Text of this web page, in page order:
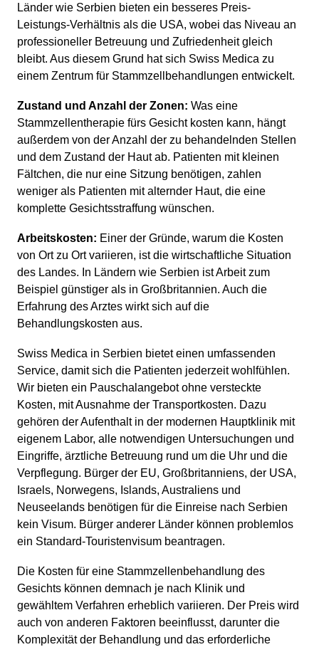
Länder wie Serbien bieten ein besseres Preis-
Leistungs-Verhältnis als die USA, wobei das Niveau an
professioneller Betreuung und Zufriedenheit gleich
bleibt. Aus diesem Grund hat sich Swiss Medica zu
einem Zentrum für Stammzellbehandlungen entwickelt.
Zustand und Anzahl der Zonen: Was eine
Stammzellentherapie fürs Gesicht kosten kann, hängt
außerdem von der Anzahl der zu behandelnden Stellen
und dem Zustand der Haut ab. Patienten mit kleinen
Fältchen, die nur eine Sitzung benötigen, zahlen
weniger als Patienten mit alternder Haut, die eine
komplette Gesichtsstraffung wünschen.
Arbeitskosten: Einer der Gründe, warum die Kosten
von Ort zu Ort variieren, ist die wirtschaftliche Situation
des Landes. In Ländern wie Serbien ist Arbeit zum
Beispiel günstiger als in Großbritannien. Auch die
Erfahrung des Arztes wirkt sich auf die
Behandlungskosten aus.
Swiss Medica in Serbien bietet einen umfassenden
Service, damit sich die Patienten jederzeit wohlfühlen.
Wir bieten ein Pauschalangebot ohne versteckte
Kosten, mit Ausnahme der Transportkosten. Dazu
gehören der Aufenthalt in der modernen Hauptklinik mit
eigenem Labor, alle notwendigen Untersuchungen und
Eingriffe, ärztliche Betreuung rund um die Uhr und die
Verpflegung. Bürger der EU, Großbritanniens, der USA,
Israels, Norwegens, Islands, Australiens und
Neuseelands benötigen für die Einreise nach Serbien
kein Visum. Bürger anderer Länder können problemlos
ein Standard-Touristenvisum beantragen.
Die Kosten für eine Stammzellenbehandlung des
Gesichts können demnach je nach Klinik und
gewähltem Verfahren erheblich variieren. Der Preis wird
auch von anderen Faktoren beeinflusst, darunter die
Komplexität der Behandlung und das erforderliche